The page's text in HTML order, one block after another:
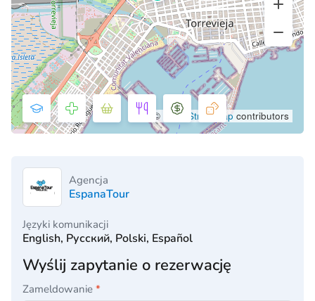
© OpenStreetMap contributors
Agencja
EspanaTour
Języki komunikacji
English, Русский, Polski, Español
Wyślij zapytanie o rezerwację
Zameldowanie *